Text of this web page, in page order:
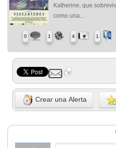
Katherine, que
como una...
0 1 4 1
Crear una Alerta